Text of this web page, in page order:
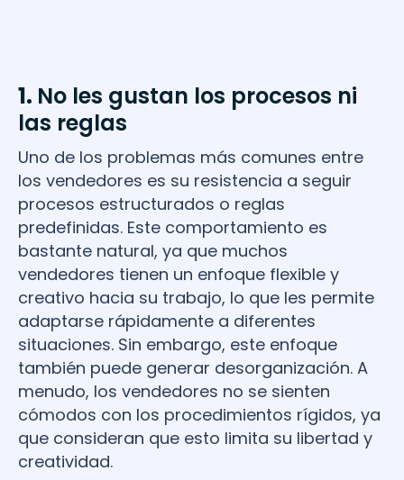
1. No les gustan los procesos ni
las reglas
Uno de los problemas más comunes entre
los vendedores es su resistencia a seguir
procesos estructurados o reglas
predefinidas. Este comportamiento es
bastante natural, ya que muchos
vendedores tienen un enfoque flexible y
creativo hacia su trabajo, lo que les permite
adaptarse rápidamente a diferentes
situaciones. Sin embargo, este enfoque
también puede generar desorganización. A
menudo, los vendedores no se sienten
cómodos con los procedimientos rígidos, ya
que consideran que esto limita su libertad y
creatividad.